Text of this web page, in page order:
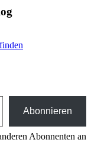
Abonnieren
Abonnenten an